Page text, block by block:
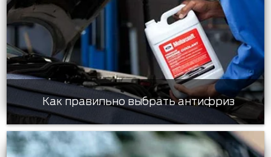
Как правильно выбрать антифриз